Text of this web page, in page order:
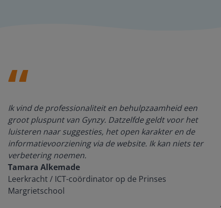
Ik vind de professionaliteit en behulpzaamheid een
groot pluspunt van Gynzy. Datzelfde geldt voor het
luisteren naar suggesties, het open karakter en de
informatievoorziening via de website. Ik kan niets ter
verbetering noemen.
Tamara Alkemade
Leerkracht / ICT-coördinator op de Prinses
Margrietschool